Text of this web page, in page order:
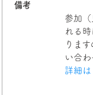
備考
参加（
れる
りま
い合
詳細は